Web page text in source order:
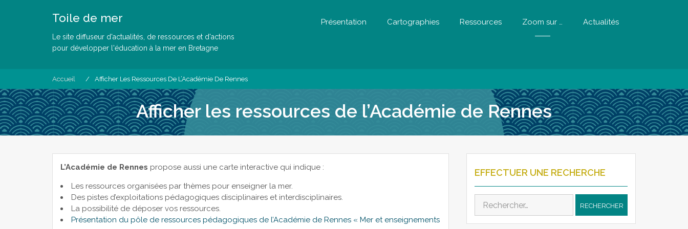
Toile de mer
Le site diffuseur d'actualités, de ressources et d'actions
pour développer l'éducation à la mer en Bretagne
Présentation Cartographies Ressources Zoom sur … Actualités
Accueil Afficher Les Ressources De L’Académie De Rennes
Afficher les ressources de l’Académie de Rennes
L’Académie de Rennes propose aussi une carte interactive qui indique :
Les ressources organisées par thèmes pour enseigner la mer.
Des pistes d’exploitations pédagogiques disciplinaires et interdisciplinaires.
La possibilité de déposer vos ressources.
Présentation du pôle de ressources pédagogiques de l’Académie de Rennes « Mer et enseignements
EFFECTUER UNE RECHERCHE